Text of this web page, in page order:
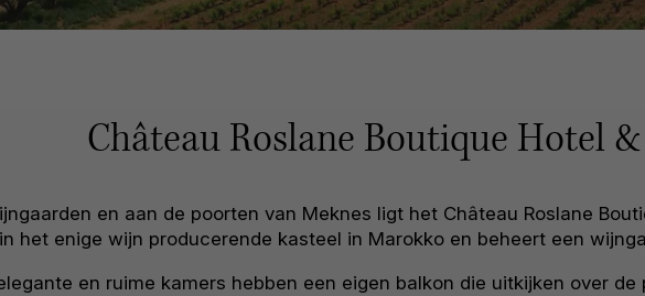
Château Roslane Boutique Hotel
en aan de poorten van Meknes ligt het Château Roslane
het enige wijn producerende kasteel in Marokko en beheert een
en ruime kamers hebben een eigen balkon die uitkijken over